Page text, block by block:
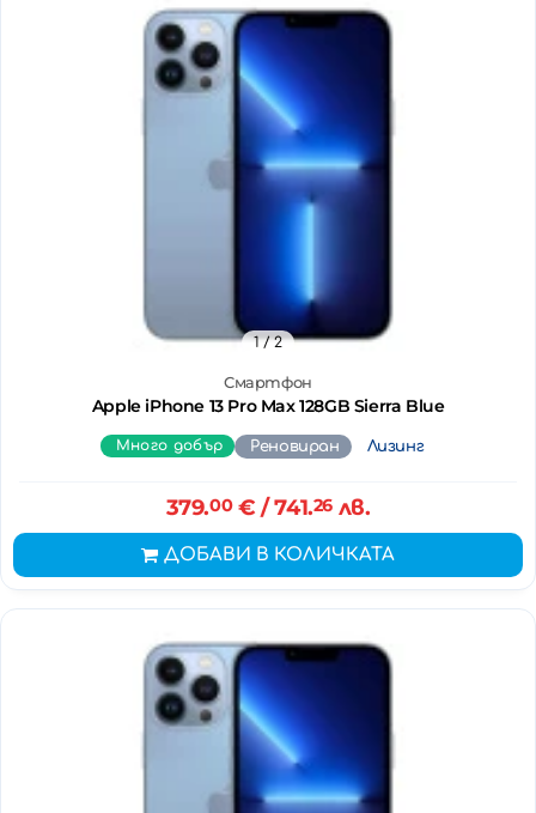
Смартфон
Apple iPhone 13 Pro Max 128GB Sierra Blue
1/ 2
Много добър Реновиран Лизинг
379.00€ / 741.26лв.
ДОБАВИ В КОЛИЧКАТА